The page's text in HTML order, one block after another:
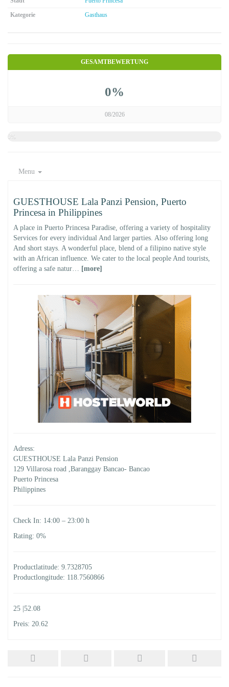
Kategorie
Gasthaus
GESAMTBEWERTUNG
0%
08/2026
0%
Menu
GUESTHOUSE Lala Panzi Pension, Puerto
Princesa in Philippines
A place in Puerto Princesa Paradise, offering a variety of hospitality
Services for every individual And larger parties. Also offering long
And short stays. A wonderful place, blend of a filipino native style
with an African influence. We cater to the local people And tourists,
offering a safe natur… [more]
Adress:
GUESTHOUSE Lala Panzi Pension
129 Villarosa road ,Baranggay Bancao- Bancao
Puerto Princesa
Philippines
Check In: 14:00 – 23:00 h
Rating: 0%
Productlatitude: 9.7328705
Productlongitude: 118.7560866
25 |52.08
Preis: 20.62